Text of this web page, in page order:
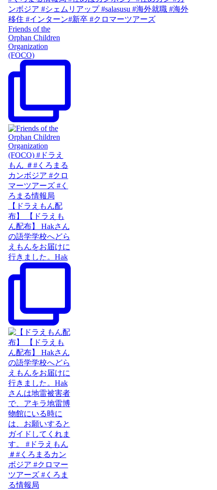
Friends of the
Orphan Children
Organization
(FOCO)
【ドラえもん配
布】 【ドラえも
ん配布】 Hakさん
の語学学校へどら
えもんをお届けに
行きました。Hak